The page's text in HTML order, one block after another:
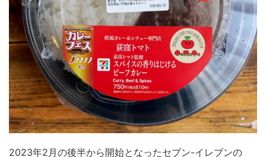
2023年2月の後半から開始となったセブン-イレブンの